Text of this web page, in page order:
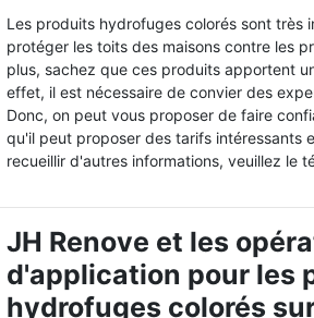
Les produits hydrofuges colorés sont très
protéger les toits des maisons contre les
plus, sachez que ces produits apportent
effet, il est nécessaire de convier des
Donc, on peut vous proposer de faire
qu'il peut proposer des tarifs intéressants
recueillir d'autres informations, veuillez le
JH Renove et les
d'application pour les
hydrofuges colorés